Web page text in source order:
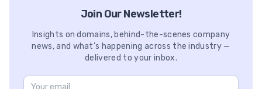
Join Our Newsletter!
Insights on domains, behind-the-scenes company
news, and what’s happening across the industry —
delivered to your inbox.